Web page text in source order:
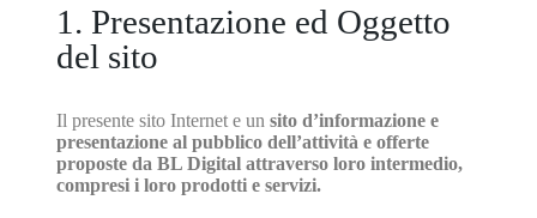
1. Presentazione ed Oggetto
del sito
Il presente sito Internet e un sito d’informazione e
presentazione al pubblico dell’attività e offerte
proposte da BL Digital attraverso loro intermedio,
compresi i loro prodotti e servizi.